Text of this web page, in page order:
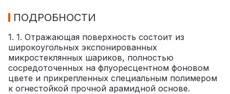
ПОДРОБНОСТИ
1. 1. Отражающая поверхность состоит из
широкоугольных экспонированных
микростеклянных шариков, полностью
сосредоточенных на флуоресцентном фоновом
цвете и прикрепленных специальным полимером
к огнестойкой прочной арамидной основе.